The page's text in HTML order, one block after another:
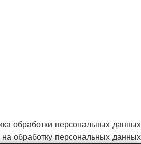
обработки персональных данных
обработку персональных данных